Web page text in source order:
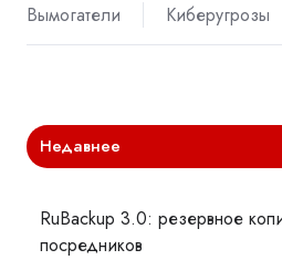
Вымогатели
Киберугрозы
Недавнее
RuBackup 3.0: резервное
посредников